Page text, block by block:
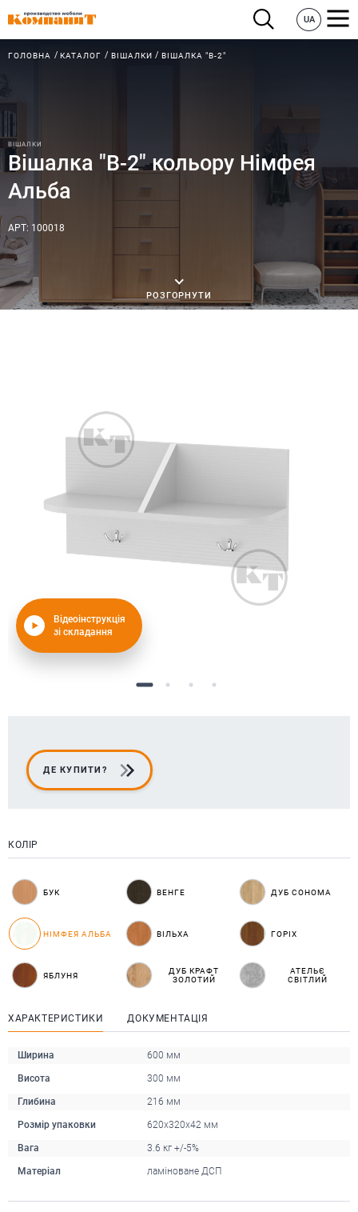
UA
ГОЛОВНА КАТАЛОГ ВІШАЛКИ ВІШАЛКА "В-2"
ВІШАЛКИ
Вішалка "В-2" кольору Німфея
Альба
АРТ: 100018
РОЗГОРНУТИ
Відеоінструкція
зі складання
ДЕ КУПИТИ?
КОЛІР
БУК ВЕНГЕ ДУБ СОНОМА
НІМФЕЯ АЛЬБА ВІЛЬХА ГОРІХ
ЯБЛУНЯ
ДУБ КРАФТ
ЗОЛОТИЙ
АТЕЛЬЄ
СВІТЛИЙ
ХАРАКТЕРИСТИКИ ДОКУМЕНТАЦІЯ
Ширина 600 мм
Висота 300 мм
Глибина 216 мм
Розмір упаковки 620х320х42 мм
Вага 3.6 кг +/-5%
Матеріал ламіноване ДСП